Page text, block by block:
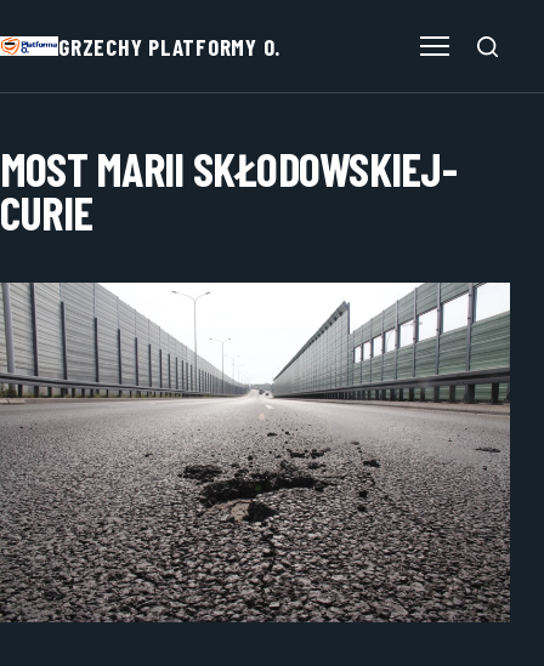
GRZECHY PLATFORMY O.
MOST MARII SKŁODOWSKIEJ-
CURIE